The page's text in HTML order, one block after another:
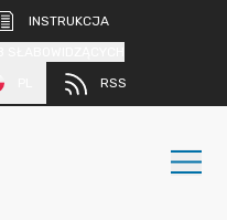
INSTRUKCJA
RSS